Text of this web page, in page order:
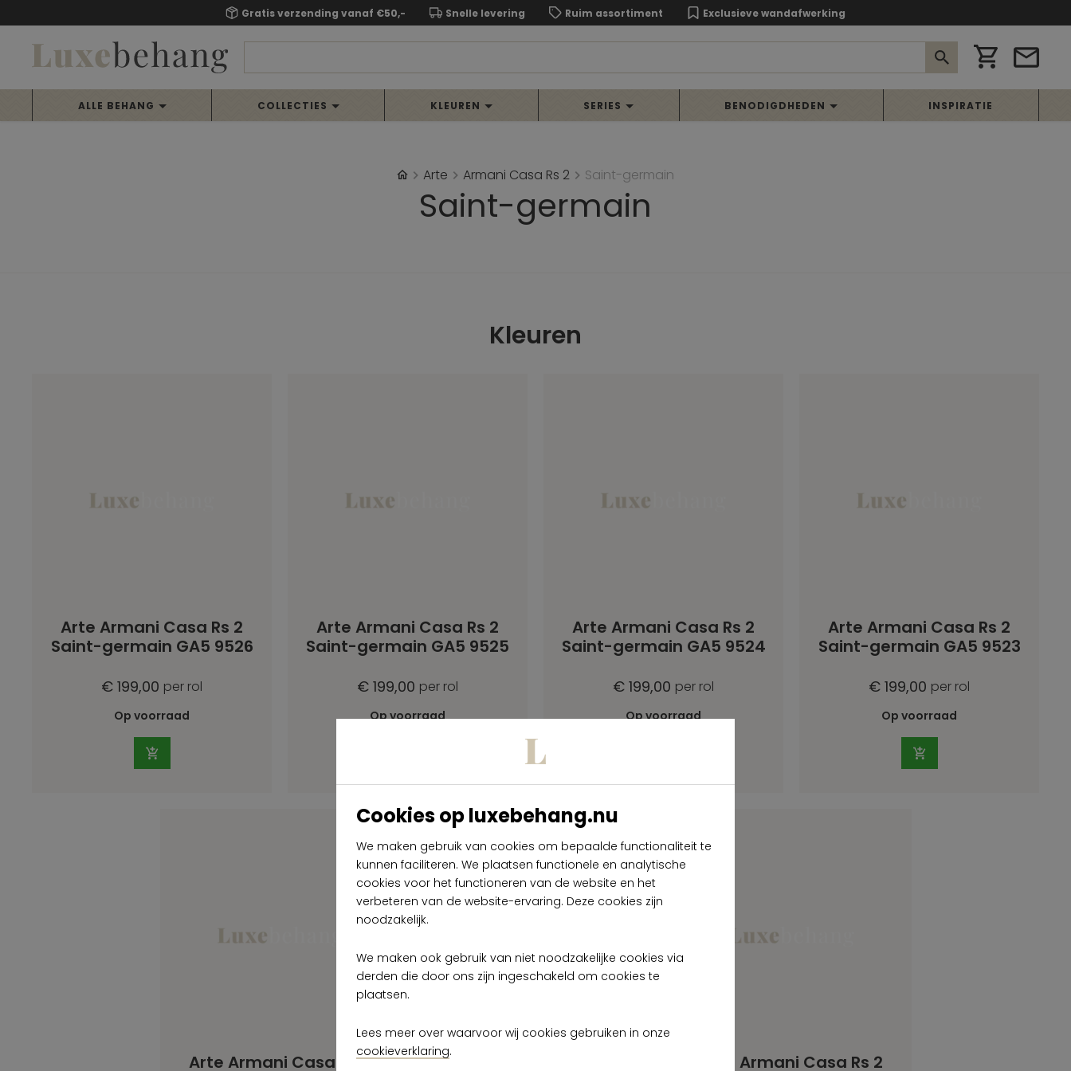
Cookies op luxebehang.nu
We maken gebruik van cookies om bepaalde functionaliteit te
kunnen faciliteren. We plaatsen functionele en analytische
cookies voor het functioneren van de website en het
verbeteren van de website-ervaring. Deze cookies zijn
noodzakelijk.
We maken ook gebruik van niet noodzakelijke cookies via
derden die door ons zijn ingeschakeld om cookies te
plaatsen.
Lees meer over waarvoor wij cookies gebruiken in onze
cookieverklaring.
Gratis verzending vanaf €50,- Snelle levering Ruim assortiment Exclusieve wandafwerking
ALLE BEHANG COLLECTIES KLEUREN SERIES BENODIGDHEDEN INSPIRATIE
Arte Armani Casa Rs 2 Saint-germain
Saint-germain
Kleuren
Arte Armani Casa Rs 2
Saint-germain GA5 9526
€ 199,00 per rol
Op voorraad
Arte Armani Casa Rs 2
Saint-germain GA5 9525
€ 199,00 per rol
Op voorraad
Arte Armani Casa Rs 2
Saint-germain GA5 9524
€ 199,00 per rol
Op voorraad
Arte Armani Casa Rs 2
Saint-germain GA5 9523
€ 199,00 per rol
Op voorraad
Arte Armani Casa Rs 2
Arte Armani Casa Rs 2
Arte Armani Casa Rs 2